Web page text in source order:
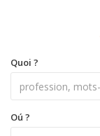
Quoi ?
Oú ?